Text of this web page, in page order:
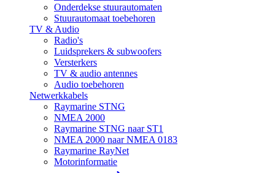
Onderdekse stuurautomaten
Stuurautomaat toebehoren
TV & Audio
Radio's
Luidsprekers & subwoofers
Versterkers
TV & audio antennes
Audio toebehoren
Netwerkkabels
Raymarine STNG
NMEA 2000
Raymarine STNG naar ST1
NMEA 2000 naar NMEA 0183
Raymarine RayNet
Motorinformatie